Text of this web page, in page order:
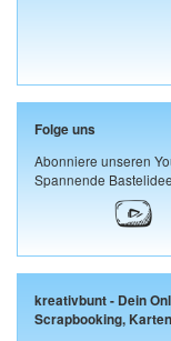
Folge uns
Abonniere unseren
Spannende
kreativbunt - Dein
Scrapbooking,